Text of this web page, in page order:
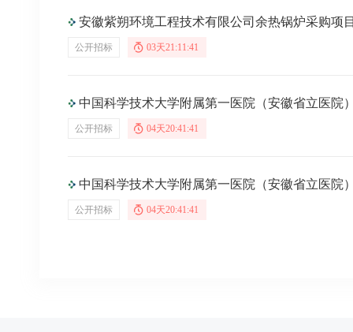
安徽紫朔环境工程技术有限公司余热锅炉采购项
公开招标 03天21:11:40
中国科学技术大学附属第一医院（安徽省立医院）采购一次性使用胆
公开招标 04天20:41:40
中国科学技术大学附属第一医院（安徽省立医院）采购频
公开招标 04天20:41:40